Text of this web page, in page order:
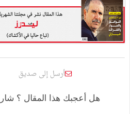
أرسل إلى صديق
هل أعجبك هذا المقال ؟